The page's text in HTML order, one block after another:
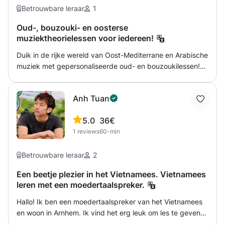
Betrouwbare leraar 1
Oud-, bouzouki- en oosterse
muziektheorielessen voor iedereen!
Duik in de rijke wereld van Oost-Mediterrane en Arabische
muziek met gepersonaliseerde oud- en bouzoukilessen!
in het uitvoeren en doceren van traditionele Griekse,
Turkse, Balkan- en Arabische muziek. In deze lessen help
ik je de technieken en unieke kenmerken van de oud en
bouzouki onder de knie te krijgen, en verken ik hun rol in
muziek. Van basistechnieken en ritmes tot geavanceerde
op jouw vaardigheidsniveau en doelen. Naast techniek
verdiepen we ons in de culturele en historische context
van de muziek, waardoor je een diepere connectie krijgt
met deze prachtige tradities. Of je nu een absolute
Anh Tuan
5.0
1 reviews
36€
60-min
Betrouwbare leraar 2
Een beetje plezier in het Vietnamees. Vietnamees
leren met een moedertaalspreker.
Hallo! Ik ben een moedertaalspreker van het Vietnamees
en woon in Arnhem. Ik vind het erg leuk om les te geven